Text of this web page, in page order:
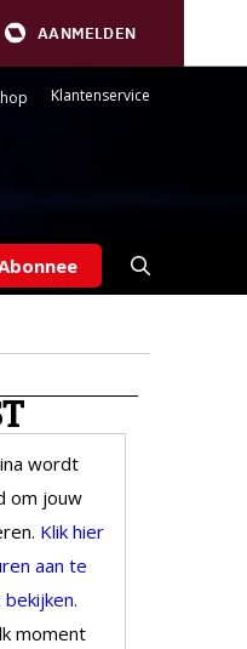
AANMELDEN
Klantenservice
wordt
om jouw
Klik hier
aan te
moment